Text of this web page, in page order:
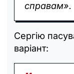
справам».
Сергію
варіант: